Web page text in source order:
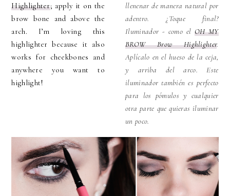
Highlighter; apply it on the
brow bone and above the
arch. I’m loving this
highlighter because it also
works for cheekbones and
anywhere you want to
highlight!
llenenar de manera natural por
adentro. ¿Toque final?
Iluminador - como el OH MY
BROW Brow Highlighter.
Aplícalo en el hueso de la ceja,
y arriba del arco. Este
iluminador también es perfecto
para los pómulos y cualquier
otra parte que quieras iluminar
un poco.